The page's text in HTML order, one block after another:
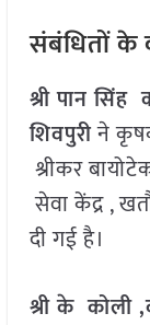
संबंधितों
श्री पान
शिवपुरीने
श्रीकर
सेवा केंद्र ,
दी गई है।
श्री के कोली